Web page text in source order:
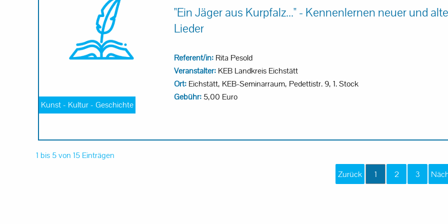
Kunst - Kultur - Geschichte
"Ein Jäger aus Kurpfalz..." - Kennenlernen neuer und
Lieder
Referent/in: Rita Pesold
Veranstalter: KEB Landkreis Eichstätt
Ort: Eichstätt, KEB-Seminarraum, Pedettistr. 9, 1. Stock
Gebühr: 5,00 Euro
1 bis 5 von 15 Einträgen
Zurück
1 2 3